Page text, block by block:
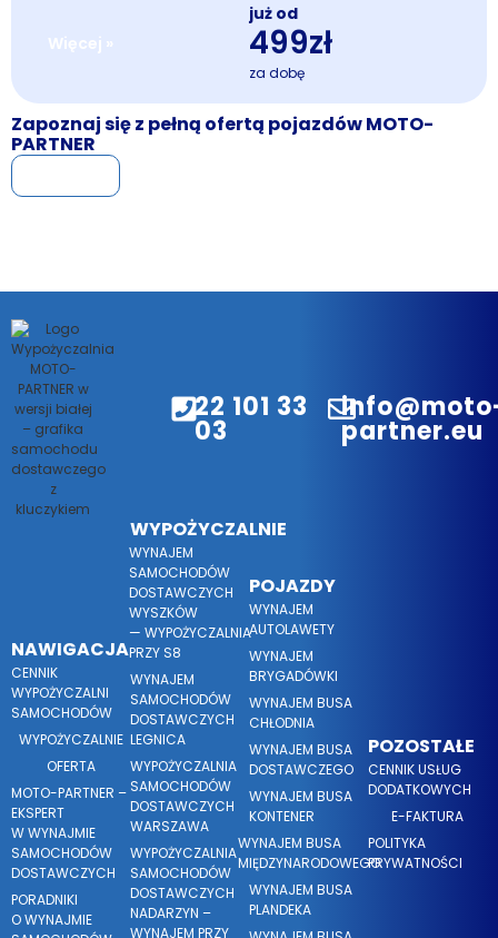
Więcej »
już od
499zł
za dobę
Zapoznaj się z pełną ofertą pojazdów MOTO-
PARTNER
22 101 33
03 partner.eu
NAWIGACJA
CENNIK
WYPOŻYCZALNI
SAMOCHODÓW
WYPOŻYCZALNIE
OFERTA
MOTO-PARTNER –
EKSPERT
W WYNAJMIE
SAMOCHODÓW
DOSTAWCZYCH
PORADNIKI
O WYNAJMIE
WYPOŻYCZALNIE
WYNAJEM
SAMOCHODÓW
DOSTAWCZYCH
WYSZKÓW
— WYPOŻYCZALNIA
PRZY S8
WYNAJEM
SAMOCHODÓW
DOSTAWCZYCH
LEGNICA
WYPOŻYCZALNIA
SAMOCHODÓW
DOSTAWCZYCH
WARSZAWA
WYPOŻYCZALNIA
SAMOCHODÓW
DOSTAWCZYCH
NADARZYN –
WYNAJEM PRZY
POJAZDY
WYNAJEM
AUTOLAWETY
WYNAJEM
BRYGADÓWKI
WYNAJEM BUSA
CHŁODNIA
WYNAJEM BUSA
DOSTAWCZEGO
WYNAJEM BUSA
KONTENER
WYNAJEM BUSA
MIĘDZYNARODOWEGO
WYNAJEM BUSA
PLANDEKA
POZOSTAŁE
CENNIK USŁUG
DODATKOWYCH
E-FAKTURA
POLITYKA
PRYWATNOŚCI